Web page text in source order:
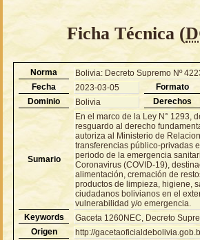
Ficha Técnica (
Norma
Bolivia: Decreto Supremo Nº
Fecha
2023-03-05 Formato
Dominio
Bolivia Derechos
Sumario
En el marco de la Ley N° 1293,
resguardo al derecho
autoriza al Ministerio de
transferencias público-privadas
periodo de la emergencia
Coronavirus (COVID-19),
alimentación, cremación de
productos de limpieza, higiene,
ciudadanos bolivianos en el
vulnerabilidad y/o emergencia.
Keywords
Gaceta 1260NEC, Decreto
Origen
http://